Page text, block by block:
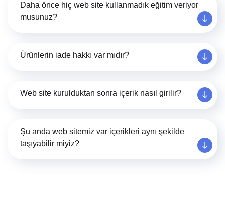
Daha önce hiç web site kullanmadık eğitim veriyor
musunuz?
Ürünlerin iade hakkı var mıdır?
Web site kurulduktan sonra içerik nasıl girilir?
Şu anda web sitemiz var içerikleri aynı şekilde
taşıyabilir miyiz?